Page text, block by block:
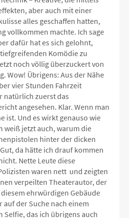
aber auch mit einer
alles geschaffen hatten,
vollkommen machte. Ich sage
dafür hat es sich gelohnt,
Komödie zu
noch völlig überzuckert von
Wow! Übrigens: Aus der Nähe
vier Stunden Fahrzeit
natürlich zuerst das
angesehen. Klar. Wenn man
ist. Und es wirkt genauso wie
weiß jetzt auch, warum die
hinter der dicken
da hätte ich drauf kommen
Nette Leute diese
waren nett und zeigten
verpeilten Theaterautor, der
ehrwürdigen Gebäude
der Suche nach einem
das ich übrigens auch